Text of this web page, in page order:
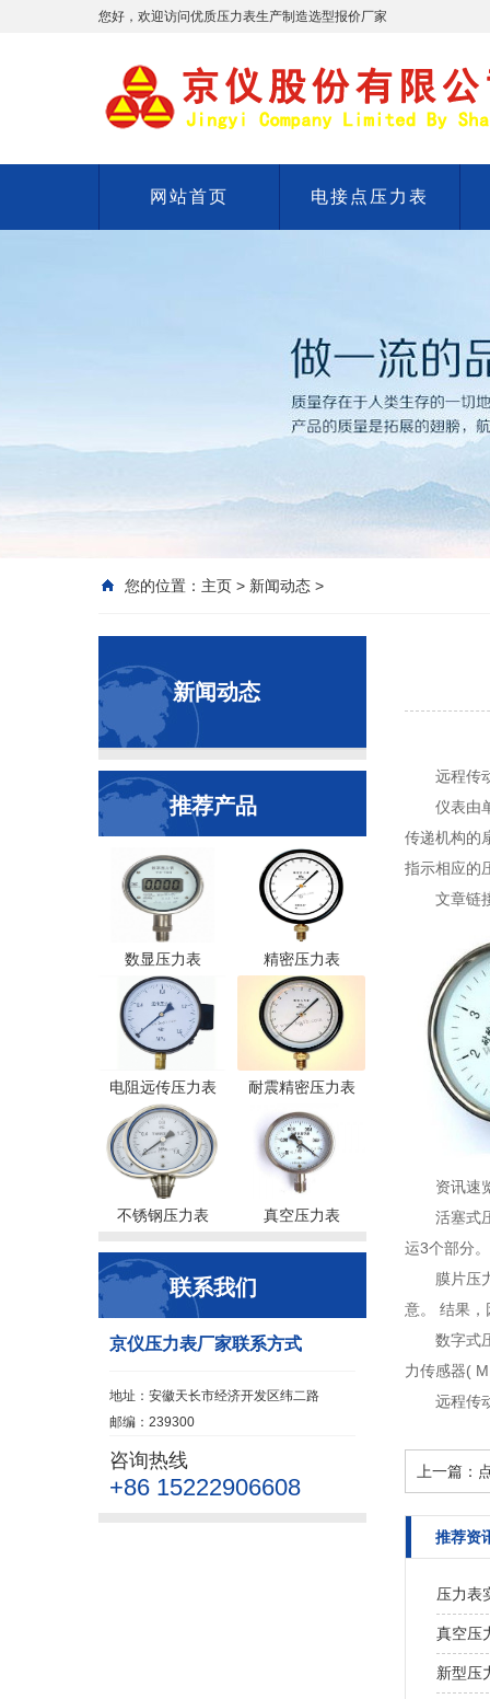
您好，欢迎访问优质压力表生产制造选型报价厂家
网站首页 电接点压力表
您的位置： 主页 > 新闻动态 >
新闻动态
推荐产品
数显压力表 精密压力表
电阻远传压力表 耐震精密压力表
不锈钢压力表 真空压力表
联系我们
京仪压力表厂家联系方式
地址：安徽天长市经济开发区纬二路
邮编：239300
咨询热线
+86 15222906608
远程传
仪表由
传递机构的
指示相应的
文章链
资讯速
活塞式
运3个部分
膜片压
意。 结果
数字式
力传感器(
远程传
上一篇：
推荐资
压力表
真空压
新型压